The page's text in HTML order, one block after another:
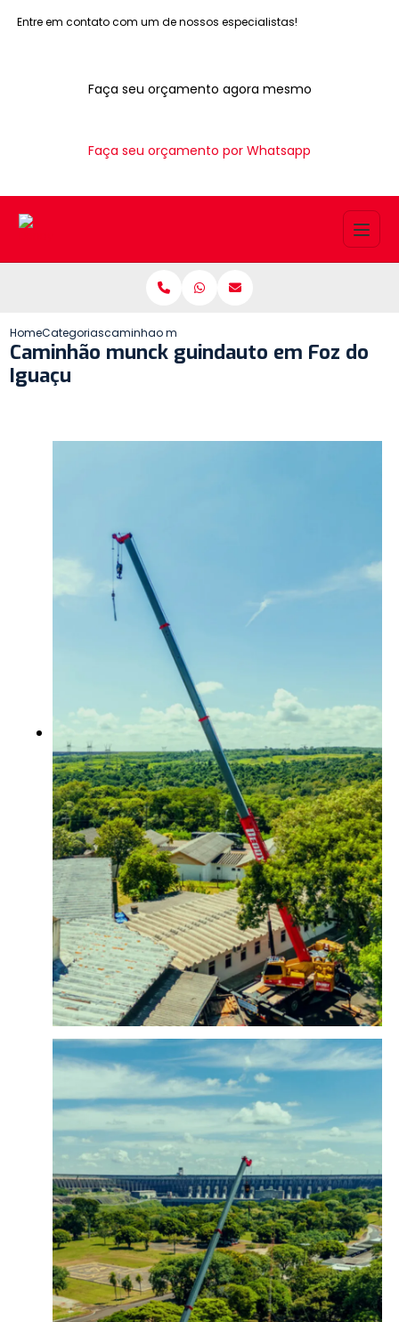
Entre em contato com um de nossos especialistas!
Faça seu orçamento agora mesmo
Faça seu orçamento por Whatsapp
HomeCategoriascaminhao munck guindauto foz do iguacu
Caminhão munck guindauto em Foz do
Iguaçu